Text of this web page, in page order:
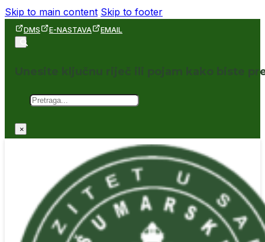
Skip to main content Skip to footer
DMS E-NASTAVA EMAIL
Unesite ključnu riječ ili pojam kako biste
Pretraga
×